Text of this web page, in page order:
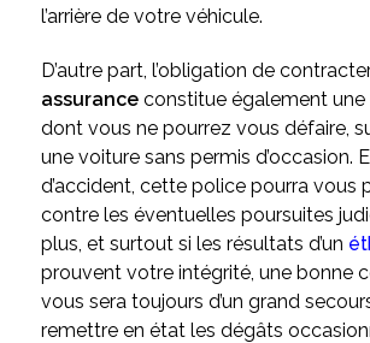
l’arrière de votre véhicule.
D’autre part, l’obligation de
assuranceconstitue également une
dont vous ne pourrez vous défaire,
une voiture sans permis d’occasion.
d’accident, cette police pourra vous
contre les éventuelles poursuites
plus, et surtout si les résultats d’un
prouvent votre intégrité, une bonne
vous sera toujours d’un grand
remettre en état les dégâts